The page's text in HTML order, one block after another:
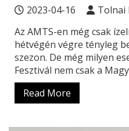
2023-04-16 Tolnai
Az AMTS-en még csak
hétvégén végre tényleg
szezon. De még milyen
Fesztivál nem csak a
Read More